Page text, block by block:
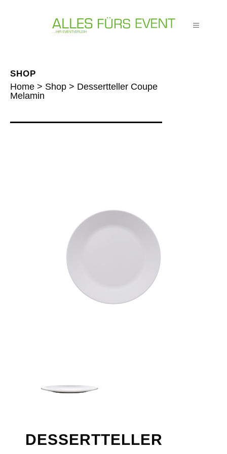
SHOP
Home > Shop > Dessertteller Coupe
Melamin
DESSERTTELLER